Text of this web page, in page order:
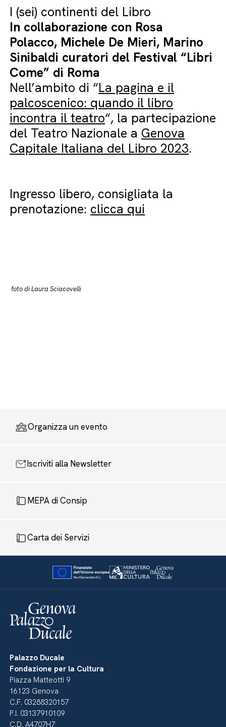
I (sei) continenti del Libro
In collaborazione con Rosa
Polacco, Michele De Mieri, Marino
Sinibaldi curatori del Festival “Libri
Come” di Roma
Nell’ambito di “La pagina e il
palcoscenico: quando il libro
incontra il teatro“, la partecipazione
del Teatro Nazionale a Genova
Capitale Italiana del Libro 2023.
Ingresso libero, consigliata la
prenotazione: clicca qui
foto di Laura Sciacovelli
Organizza un evento
Iscriviti alla Newsletter
MEPA di Consip
Carta dei Servizi
Palazzo Ducale
Fondazione per la Cultura
Piazza Matteotti 9
16123 Genova
C.F. 03288320157
P.I. 03137910109
C.D. A4707H7